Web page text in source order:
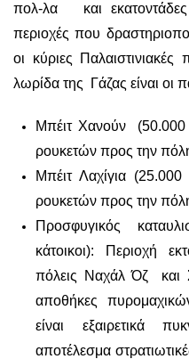
πολ-λα και
περιοχές που
οι κύριες
λωρίδα της Γάζας είναι οι
Μπέιτ Χανούν (50.000
ρουκετών προς την
Μπέιτ Λαχίγια (25.000
ρουκετών προς την
Προσφυγικός
κάτοικοι): Περιοχή
πόλεις Ναχάλ Όζ και
αποθήκες
είναι εξαιρετικά
αποτέλεσμα